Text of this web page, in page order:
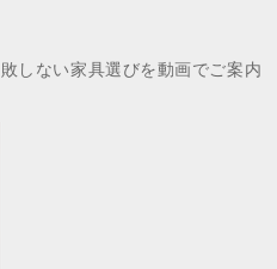
しない家具選びを動画でご案内